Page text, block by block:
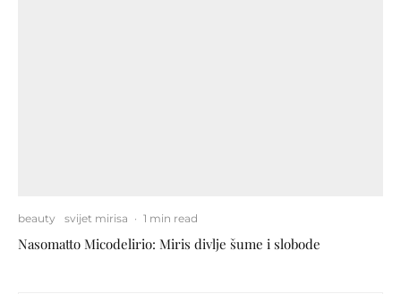
beauty svijet mirisa · 1 min read
Nasomatto Micodelirio: Miris divlje šume i slobode